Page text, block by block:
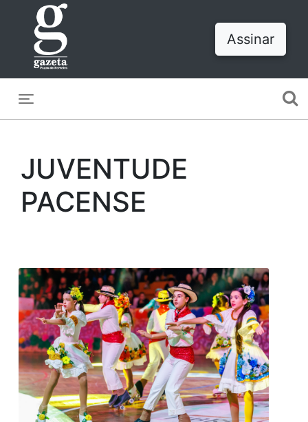
Assinar
JUVENTUDE
PACENSE